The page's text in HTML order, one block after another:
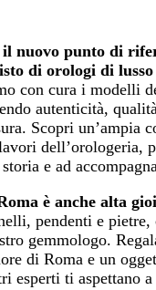
il nuovo punto di
di orologi di lusso
con cura i modelli
autenticità,
Scopri un’ampia
dell’orologeria,
e ad
è anche alta
pendenti e pietre,
gemmologo.
di Roma e un
esperti ti aspettano a